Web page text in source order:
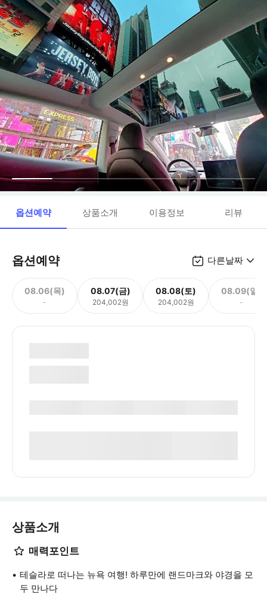
옵션예약 상품소개 이용정보 리뷰
옵션예약 다른날짜
08.06(목)
-
08.07(금)
204,002원
08.08(토)
204,002원
08.09(일)
-
상품소개
매력포인트
테슬라로 떠나는 뉴욕 여행! 하루만에 랜드마크와 야경을 모
두 만나다